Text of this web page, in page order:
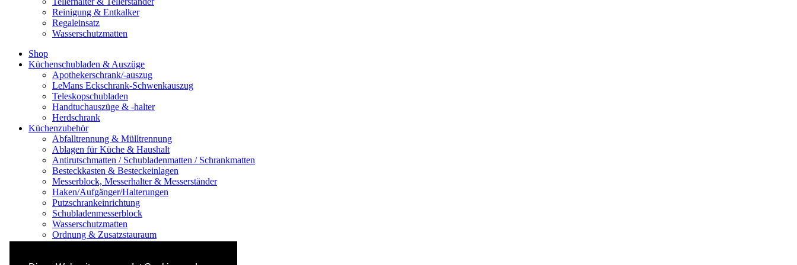
Reinigung & Entkalker
Regaleinsatz
Wasserschutzmatten
Shop
Küchenschubladen & Auszüge
Apothekerschrank/-auszug
LeMans Eckschrank-Schwenkauszug
Teleskopschubladen
Handtuchauszüge & -halter
Herdschrank
Küchenzubehör
Abfalltrennung & Mülltrennung
Ablagen für Küche & Haushalt
Antirutschmatten / Schubladenmatten / Schrankmatten
Besteckkasten & Besteckeinlagen
Messerblock, Messerhalter & Messerständer
Haken/Aufgänger/Halterungen
Putzschrankeinrichtung
Schubladenmesserblock
Wasserschutzmatten
Ordnung & Zusatzstauraum